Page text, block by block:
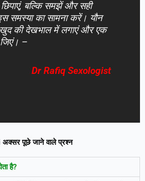
बल्कि समझें और सही
समस्या का सामना करें। यौन
की देखभाल में लगाएं और एक
–
Dr Rafiq Sexologist
पूछे जाने वाले प्रश्न
है?